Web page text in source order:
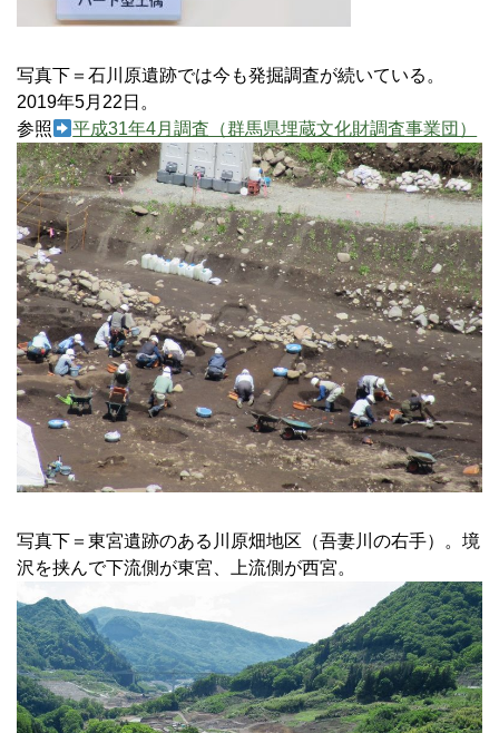
写真下＝石川原遺跡では今も発掘調査が続いている。
2019年5月22日。
参照
平成31年4月調査（群馬県埋蔵文化財調査事業団）
写真下＝東宮遺跡のある川原畑地区（吾妻川の右手）。境
沢を挟んで下流側が東宮、上流側が西宮。